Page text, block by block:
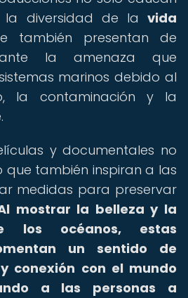
diversidad de la vida
también presentan de
la amenaza que
marinos debido al
la contaminación y la
y documentales no
que también inspiran a las
medidas para preservar
mostrar la belleza y la
los océanos, estas
un sentido de
conexión con el mundo
a las personas a